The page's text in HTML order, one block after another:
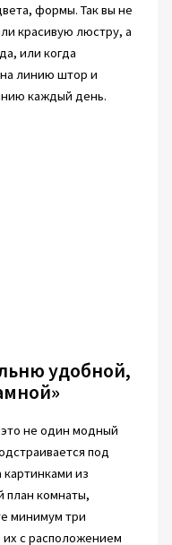
формы. Так вы не
красивую люстру, а
или когда
линию штор и
каждый день.
удобной,
не один модный
под
из
план комнаты,
минимум три
их с расположением